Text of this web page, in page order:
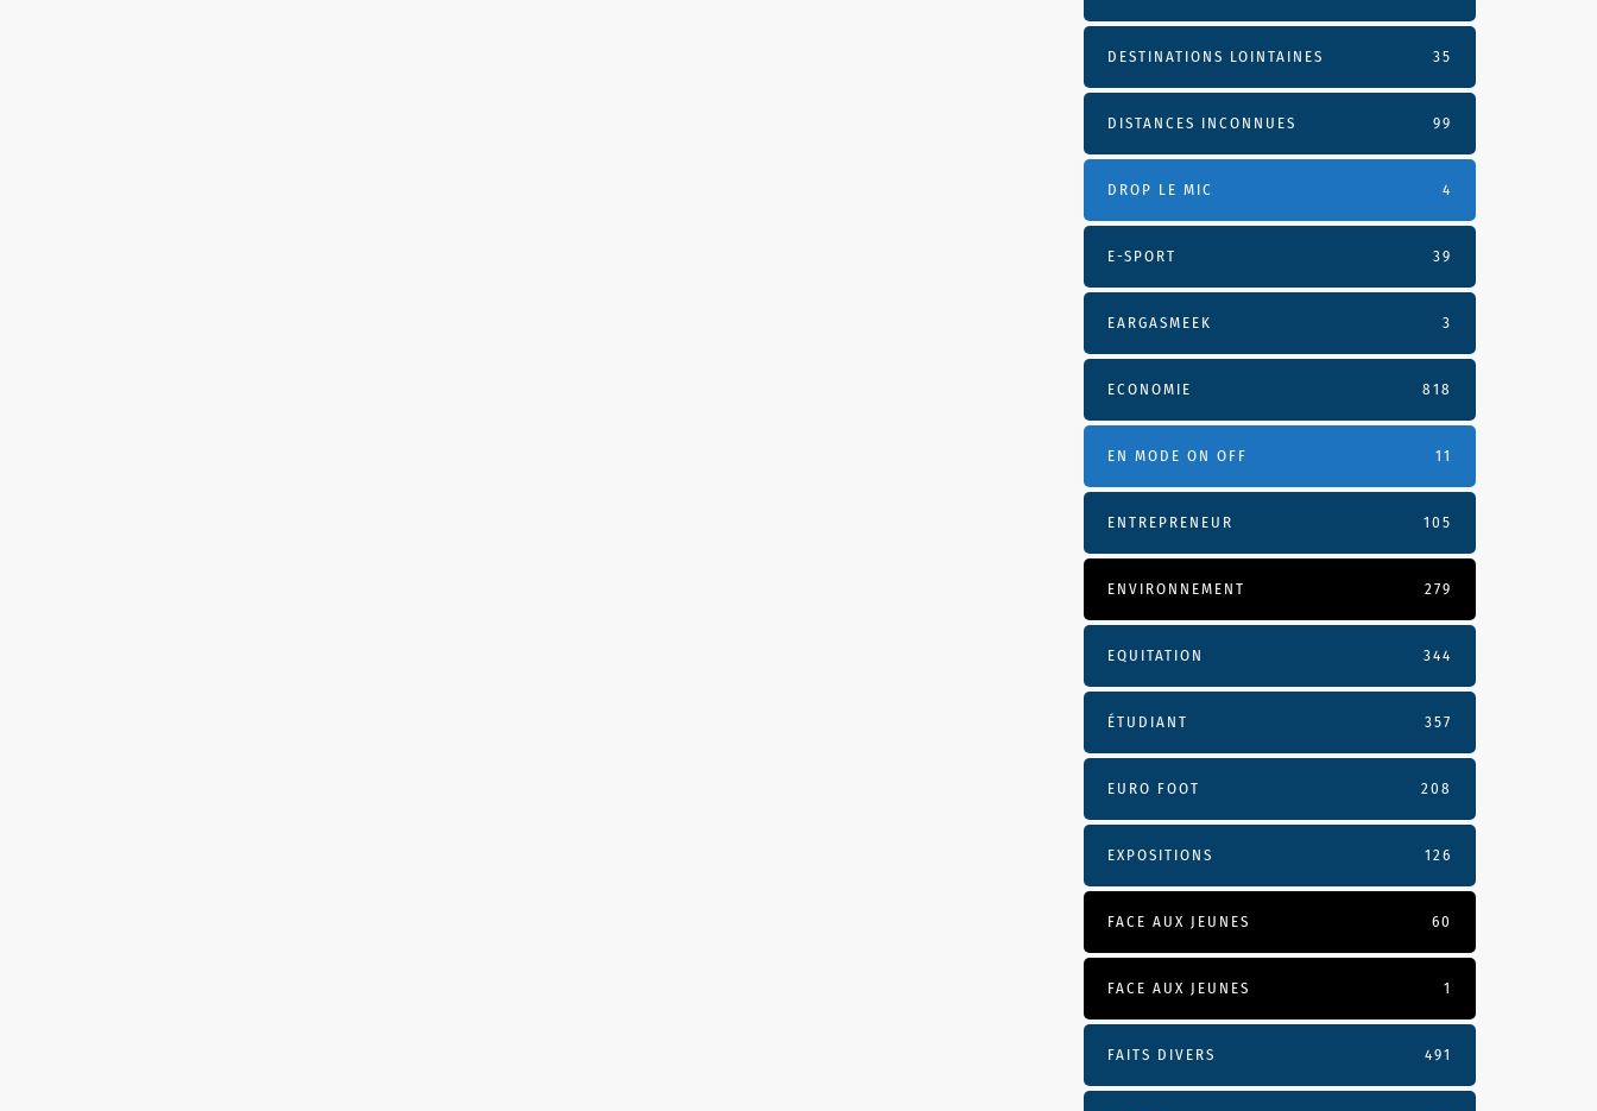
DESTINATIONS LOINTAINES 35
DISTANCES INCONNUES 99
DROP LE MIC 4
E-SPORT 39
EARGASMEEK 3
ECONOMIE 818
EN MODE ON OFF 11
ENTREPRENEUR 105
ENVIRONNEMENT 279
EQUITATION 344
ÉTUDIANT 357
EURO FOOT 208
EXPOSITIONS 126
FACE AUX JEUNES 60
FACE AUX JEUNES 1
FAITS DIVERS 491